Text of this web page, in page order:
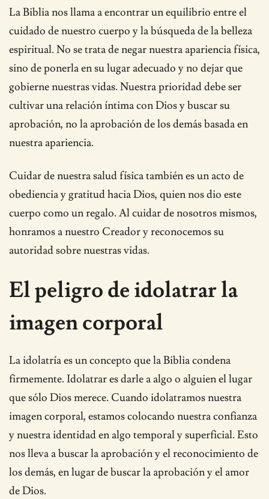
La Biblia nos llama a encontrar un equilibrio entre el
cuidado de nuestro cuerpo y la búsqueda de la belleza
espiritual. No se trata de negar nuestra apariencia física,
sino de ponerla en su lugar adecuado y no dejar que
gobierne nuestras vidas. Nuestra prioridad debe ser
cultivar una relación íntima con Dios y buscar su
aprobación, no la aprobación de los demás basada en
nuestra apariencia.
Cuidar de nuestra salud física también es un acto de
obediencia y gratitud hacia Dios, quien nos dio este
cuerpo como un regalo. Al cuidar de nosotros mismos,
honramos a nuestro Creador y reconocemos su
autoridad sobre nuestras vidas.
El peligro de idolatrar la
imagen corporal
La idolatría es un concepto que la Biblia condena
firmemente. Idolatrar es darle a algo o alguien el lugar
que sólo Dios merece. Cuando idolatramos nuestra
imagen corporal, estamos colocando nuestra confianza
y nuestra identidad en algo temporal y superficial. Esto
nos lleva a buscar la aprobación y el reconocimiento de
los demás, en lugar de buscar la aprobación y el amor
de Dios.